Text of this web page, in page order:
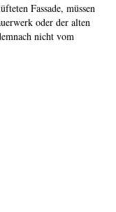
Fassade, müssen
oder der alten
nicht vom